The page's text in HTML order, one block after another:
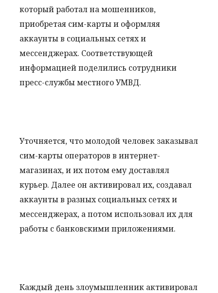
который работал на мошенников,
приобретая сим-карты и оформляя
аккаунты в социальных сетях и
мессенджерах. Соответствующей
информацией поделились сотрудники
пресс-службы местного УМВД.
Уточняется, что молодой человек заказывал
сим-карты операторов в интернет-
магазинах, и их потом ему доставлял
курьер. Далее он активировал их, создавал
аккаунты в разных социальных сетях и
мессенджерах, а потом использовал их для
работы с банковскими приложениями.
Каждый день злоумышленник активировал